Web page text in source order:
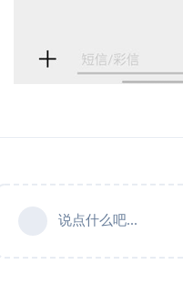
说点什么吧...